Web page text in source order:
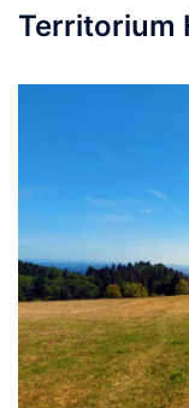
Territorium